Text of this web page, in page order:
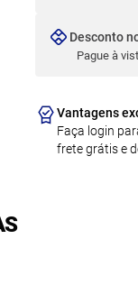
Desconto
Pague à
Vantagens
Faça login
frete grátis e